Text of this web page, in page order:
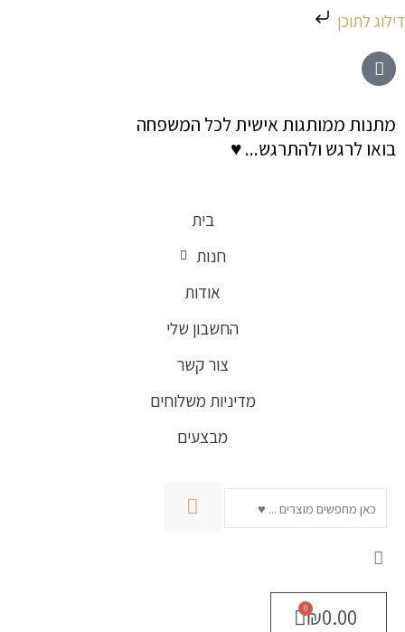
דילוג לתוכן
דילוג
לתוכן
מתנות ממותגות אישית לכל המשפחה
בואו לרגש ולהתרגש... ♥
בית
חנות
אודות
החשבון שלי
צור קשר
מדיניות משלוחים
מבצעים
חיפוש
₪0.00